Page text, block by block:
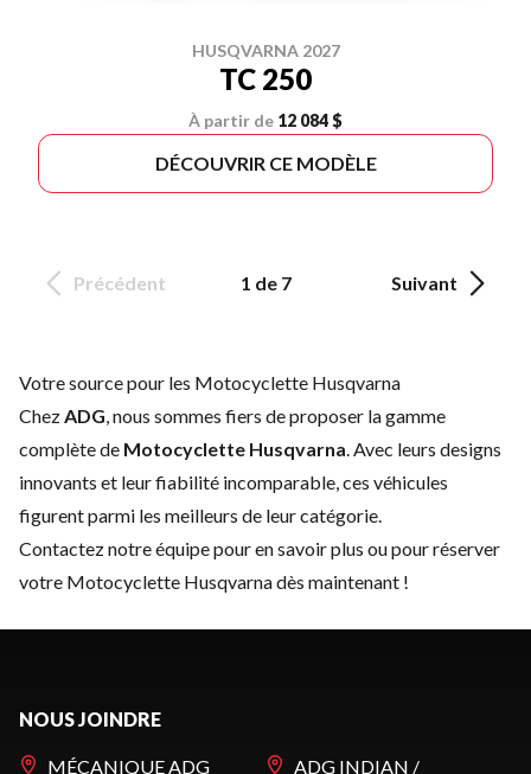
HUSQVARNA 2027
TC 250
À partir de 12 084 $
DÉCOUVRIR CE MODÈLE
Précédent 1 de 7 Suivant
Votre source pour les Motocyclette Husqvarna
ChezADG, nous sommes fiers de proposer la gamme
complète de Motocyclette Husqvarna. Avec leurs designs
innovants et leur fiabilité incomparable, ces véhicules
figurent parmi les meilleurs de leur catégorie.
Contactez notre équipepour en savoir plus ou pour réserver
votre Motocyclette Husqvarna dès maintenant !
NOUS JOINDRE
MÉCANIQUE ADG ADG INDIAN /